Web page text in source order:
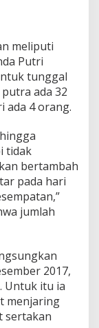
meliputi
Putri
tunggal
ada 32
ada 4 orang.
tidak
bertambah
pada hari
jumlah
2017,
Untuk itu ia
menjaring
sertakan